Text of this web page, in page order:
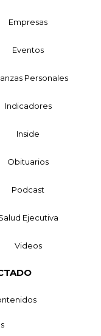
Empresas
Eventos
Personales
Indicadores
Inside
Obituarios
Podcast
Ejecutiva
Videos